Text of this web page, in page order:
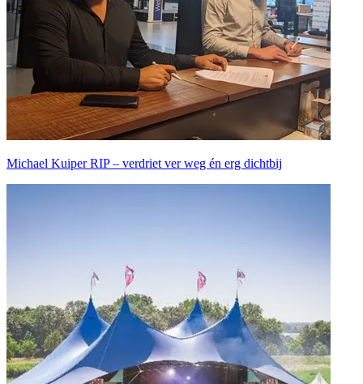
Michael Kuiper RIP – verdriet ver weg én erg dichtbij